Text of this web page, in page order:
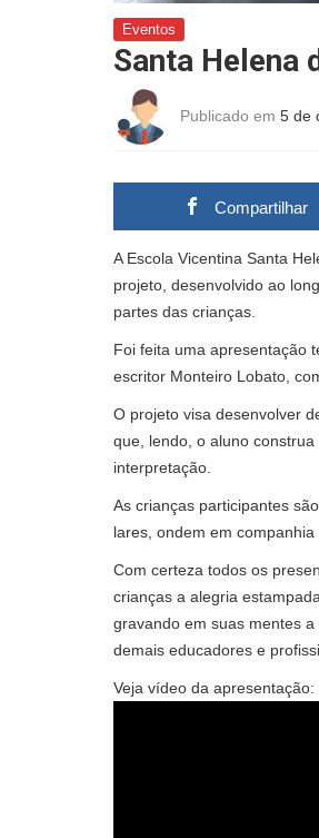
Eventos
Santa Helena
Publicado em 5 de
Compartilhar
A Escola Vicentina Santa
projeto, desenvolvido ao
partes das crianças.
Foi feita uma apresentação
escritor Monteiro Lobato,
O projeto visa desenvolver
que, lendo, o aluno
interpretação.
As crianças participantes
lares, ondem em
Com certeza todos os
crianças a alegria
gravando em suas mentes
demais educadores e
Veja vídeo da apresentação: